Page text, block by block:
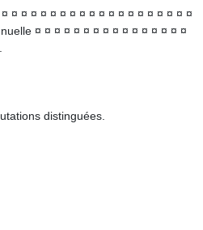
¤ ¤ ¤ ¤ ¤ ¤ ¤ ¤ ¤ ¤ ¤ ¤ ¤ ¤ ¤ ¤ ¤ ¤ ¤
¤ ¤ ¤ ¤ ¤ ¤ ¤ ¤ ¤ ¤ ¤ ¤ ¤ ¤ ¤ ¤
distinguées.